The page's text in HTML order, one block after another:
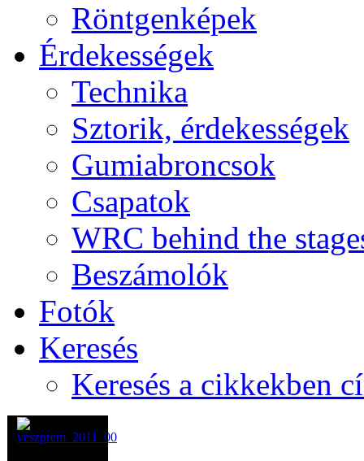
Röntgenképek
Érdekességek
Technika
Sztorik, érdekességek
Gumiabroncsok
Csapatok
WRC behind the
Beszámolók
Fotók
Keresés
Keresés a cikkekben